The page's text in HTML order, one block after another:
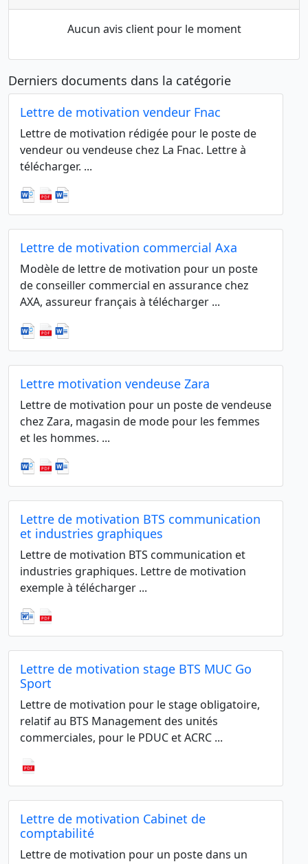
Aucun avis client pour le moment
Derniers documents dans la catégorie
Lettre de motivation vendeur Fnac
Lettre de motivation rédigée pour le poste de
vendeur ou vendeuse chez La Fnac. Lettre à
télécharger. ...
Lettre de motivation commercial Axa
Modèle de lettre de motivation pour un poste
de conseiller commercial en assurance chez
AXA, assureur français à télécharger ...
Lettre motivation vendeuse Zara
Lettre de motivation pour un poste de vendeuse
chez Zara, magasin de mode pour les femmes
et les hommes. ...
Lettre de motivation BTS communication
et industries graphiques
Lettre de motivation BTS communication et
industries graphiques. Lettre de motivation
exemple à télécharger ...
Lettre de motivation stage BTS MUC Go
Sport
Lettre de motivation pour le stage obligatoire,
relatif au BTS Management des unités
commerciales, pour le PDUC et ACRC ...
Lettre de motivation Cabinet de
comptabilité
Lettre de motivation pour un poste dans un